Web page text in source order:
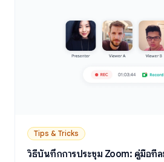
Tips & Tricks
วิธีบันทึกการประชุม Zoom: คู่มือที